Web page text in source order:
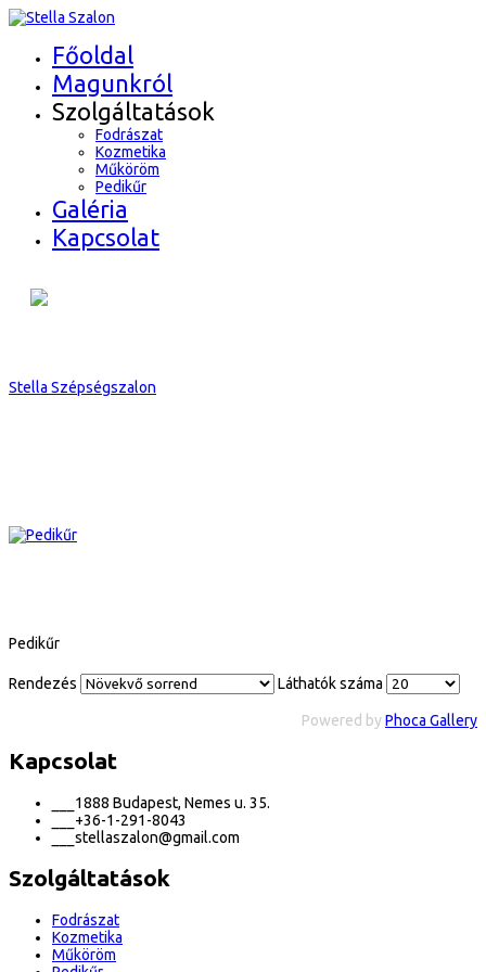
Főoldal
Magunkról
Szolgáltatások
Fodrászat
Kozmetika
Műköröm
Pedikűr
Galéria
Kapcsolat
Stella Szépségszalon
Pedikűr
Rendezés Láthatók száma
Powered byPhoca Gallery
Kapcsolat
1888 Budapest, Nemes u. 35.
+36-1-291-8043
stellaszalon@gmail.com
Szolgáltatások
Fodrászat
Kozmetika
Műköröm